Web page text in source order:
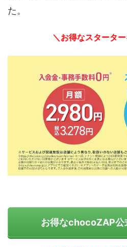
た。
＼お得なスタータ
お得なchocoZAP公